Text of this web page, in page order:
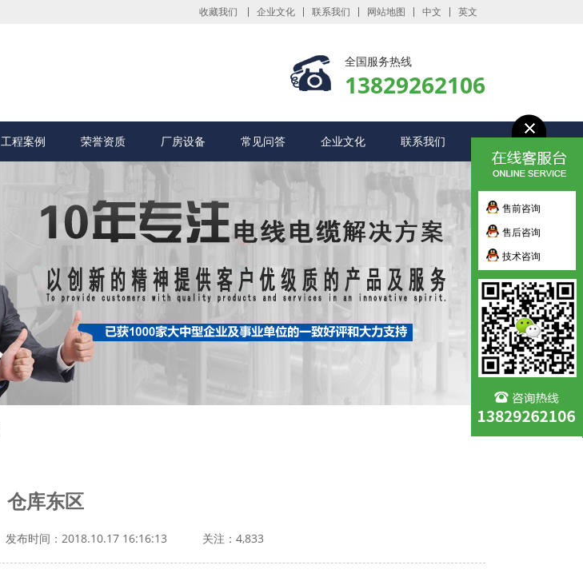
收藏我们 企业文化 联系我们 网站地图 中文 英文
全国服务热线
13829262106
工程案例 荣誉资质 厂房设备 常见问答 企业文化 联系我们
仓库东区
发布时间：2018.10.17 16:16:13 关注：4,833
售前咨询
售后咨询
技术咨询